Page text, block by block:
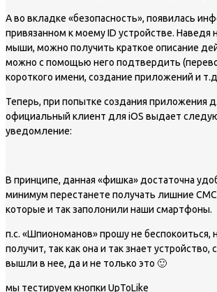
А во вкладке «безопасность», появилась
привязанном к моему ID устройстве. Наведя
мыши, можно получить краткое описание
можно с помощью него подтвердить
короткого имени, создание приложений и
Теперь, при попытке создания приложения
официальный клиент для iOS выдает
уведомление:
В принципе, данная «фишка» достаточна
минимум перестанете получать лишние
которые и так заполонили наши смартфоны.
п.с. «Шпиономанов» прошу не беспокоиться,
получит, так как она и так знает устройство,
вышли в нее, да и не только это 🙂
мы тестируем кнопки UpToLike